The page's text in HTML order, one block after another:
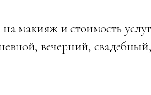
макияж и стоимость
вечерний,